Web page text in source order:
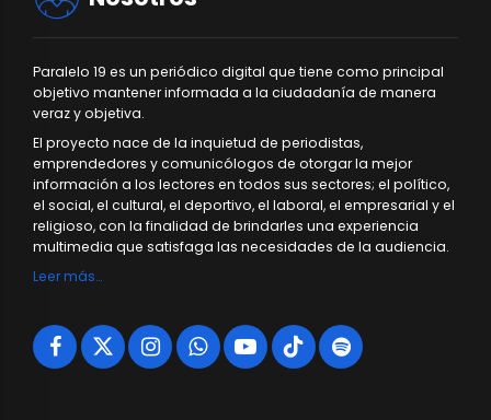
Paralelo 19 es un periódico digital que tiene como principal
objetivo mantener informada a la ciudadanía de manera
veraz y objetiva.
El proyecto nace de la inquietud de periodistas,
emprendedores y comunicólogos de otorgar la mejor
información a los lectores en todos sus sectores; el político,
el social, el cultural, el deportivo, el laboral, el empresarial y el
religioso, con la finalidad de brindarles una experiencia
multimedia que satisfaga las necesidades de la audiencia.
Leer más…